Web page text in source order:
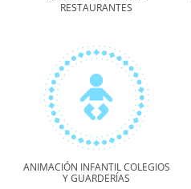
RESTAURANTES
ANIMACIÓN INFANTIL COLEGIOS
Y GUARDERÍAS